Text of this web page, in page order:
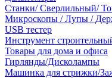
Станки/ Сверлильный/
Микроскопы / Лупы /
USB тестер
Инструмент
Товары для дома и офиса
Гирлянды/Дисколампы
Машинка для стрижки/